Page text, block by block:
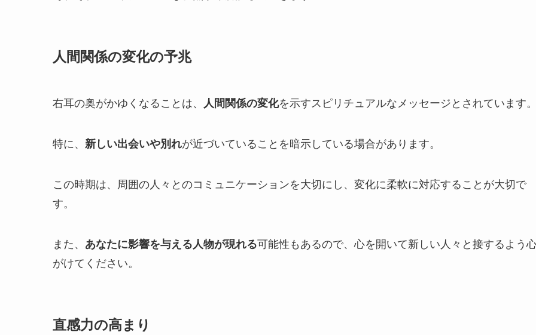
人間関係の変化の予兆
右耳の奥がかゆくなることは、 人間関係の変化を示すスピリチュアルなメッセージとされています
特に、 新しい出会いや別れが近づいていることを暗示している場合があります。
この時期は、周囲の人々とのコミュニケーションを大切にし、変化に柔軟に対応することが大切で
す。
また、 あなたに影響を与える人物が現れる可能性もあるので、心を開いて新しい人々と接するよう
がけてください。
直感力の高まり